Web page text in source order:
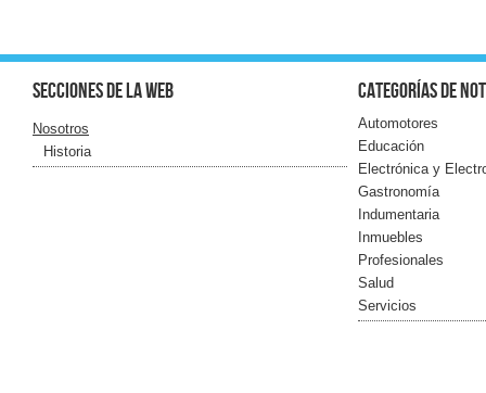
Secciones de la web
Nosotros
Historia
Categorías de
Automotores
Educación
Electrónica y
Gastronomía
Indumentaria
Inmuebles
Profesionales
Salud
Servicios